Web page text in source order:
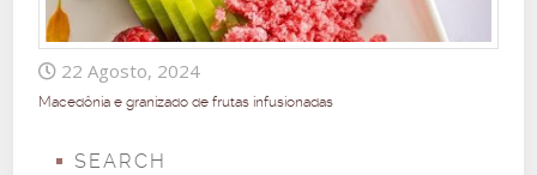
22 Agosto, 2024
Macedônia e granizado de frutas infusionadas
SEARCH